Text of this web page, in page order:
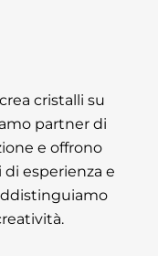
cristalli su
partner di
e offrono
esperienza e